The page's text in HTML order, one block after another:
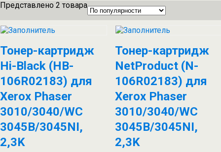
Представлено 2 товара
Тонер-картридж
Hi-Black (HB-
106R02183) для
Xerox Phaser
3010/3040/WC
3045B/3045NI,
2,3K
Тонер-картридж
NetProduct (N-
106R02183) для
Xerox Phaser
3010/3040/WC
3045B/3045NI,
2,3K